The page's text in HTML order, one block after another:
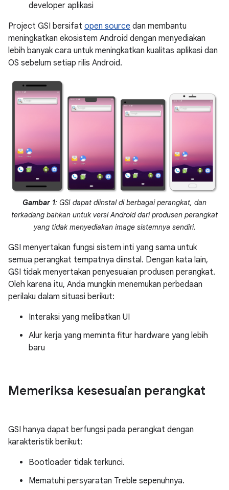
developer aplikasi
Project GSI bersifat open source dan membantu
meningkatkan ekosistem Android dengan menyediakan
lebih banyak cara untuk meningkatkan kualitas aplikasi dan
OS sebelum setiap rilis Android.
Gambar 1: GSI dapat diinstal di berbagai perangkat, dan
terkadang bahkan untuk versi Android dari produsen perangkat
yang tidak menyediakan image sistemnya sendiri.
GSI menyertakan fungsi sistem inti yang sama untuk
semua perangkat tempatnya diinstal. Dengan kata lain,
GSI tidak menyertakan penyesuaian produsen perangkat.
Oleh karena itu, Anda mungkin menemukan perbedaan
perilaku dalam situasi berikut:
Interaksi yang melibatkan UI
Alur kerja yang meminta fitur hardware yang lebih
baru
Memeriksa kesesuaian perangkat
GSI hanya dapat berfungsi pada perangkat dengan
karakteristik berikut:
Bootloader tidak terkunci.
Mematuhi persyaratan Treble sepenuhnya.